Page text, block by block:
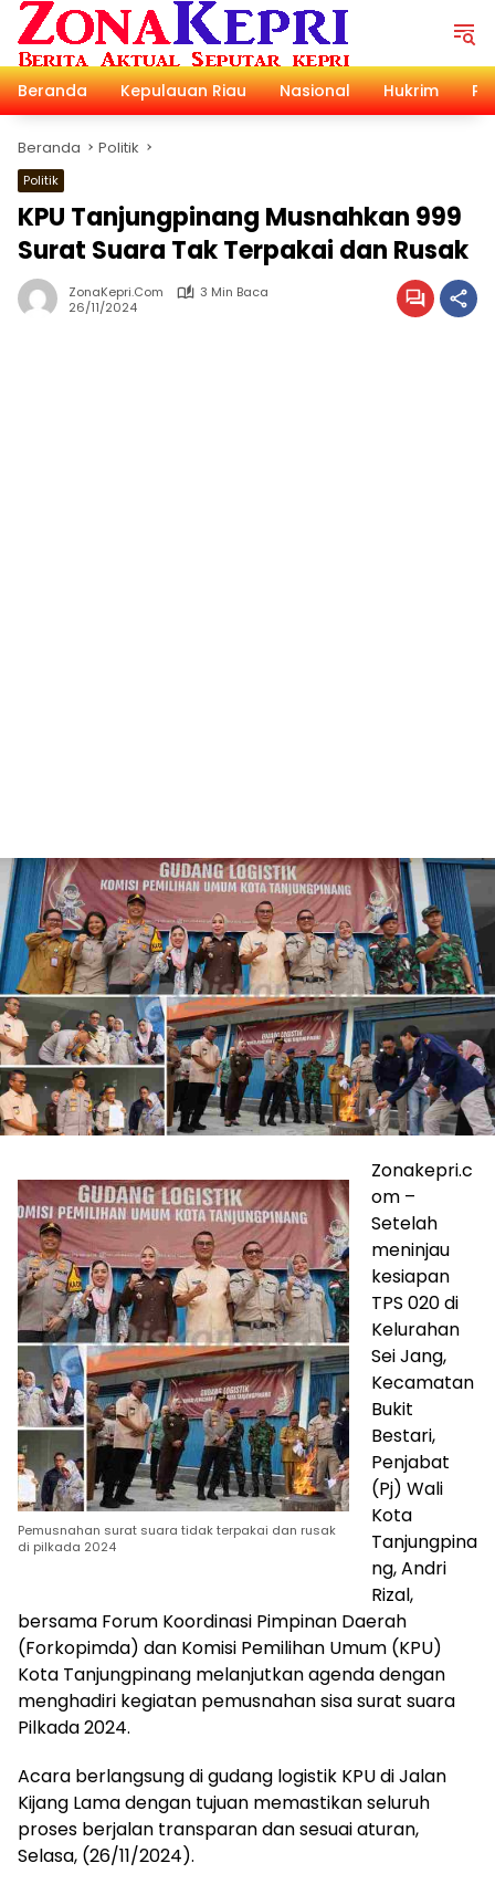
Langsung
konten
Beranda
Kepulauan Riau Nasional Hukrim
Beranda Politik
Politik
KPU Tanjungpinang Musnahkan 999
Surat Suara Tak Terpakai dan Rusak
ZonaKepri.com
3 Min Baca
26/11/2024
Pemusnahan surat suara tidak terpakai dan rusak
di pilkada 2024
Zonakepri.c
om –
Setelah
meninjau
kesiapan
TPS 020 di
Kelurahan
Sei Jang,
Kecamatan
Bukit
Bestari,
Penjabat
(Pj) Wali
Kota
Tanjungpina
ng, Andri
Rizal,
bersama Forum Koordinasi Pimpinan Daerah
(Forkopimda) dan Komisi Pemilihan Umum (KPU)
Kota Tanjungpinang melanjutkan agenda dengan
menghadiri kegiatan pemusnahan sisa surat suara
Pilkada 2024.
Acara berlangsung di gudang logistik KPU di Jalan
Kijang Lama dengan tujuan memastikan seluruh
proses berjalan transparan dan sesuai aturan,
Selasa, (26/11/2024).